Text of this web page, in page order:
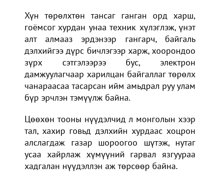
Хүн төрөлхтөн тансаг ганган орд харш,
гоёмсог хурдан унаа техник хүлэглэж, үнэт
алт алмааз эрдэнээр гангарч, байгаль
дэлхийгээ дүрс бичлэгээр харж, хоорондоо
зүрх сэтгэлээрээ бус, электрон
дамжуулагчаар харилцан байгаллаг төрөлх
чанараасаа тасарсан ийм амьдрал руу улам
бүр эрчлэн тэмүүлж байна.
Цөөхөн тооны нүүдэлчид л монголын хээр
тал, хахир говьд дэлхийн хурдаас хоцрон
алслагдаж газар шороогоо шүтэж, нутаг
усаа хайрлаж хүмүүний гарвал язгуураа
хадгалан нүүдэллэн аж төрсөөр байна.